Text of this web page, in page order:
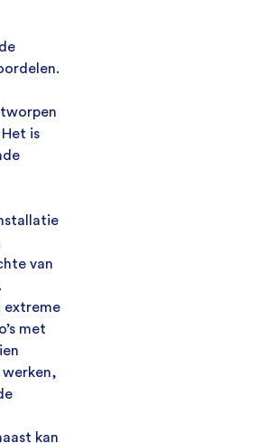
is
van
extreme
met
werken,
kan